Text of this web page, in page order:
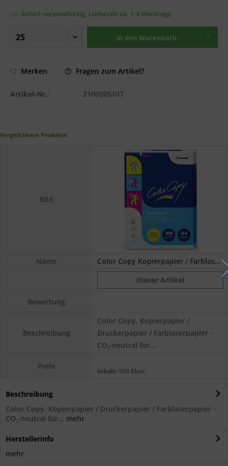
Sofort versandfertig, Lieferzeit ca. 1-3 Werktage
In den Warenkorb
Merken Fragen zum Artikel?
Artikel-Nr.: 2100005107
Vergleichbare Produkte
Bild
Name
Color Copy Kopierpapier / Farblaserpapier,...
Dieser Artikel
Bewertung
Beschreibung
Color Copy, Kopierpapier /
Druckerpapier / Farblaserpapier -
CO₂-neutral für...
Preis Inhalt: 500 Blatt
Beschreibung
Color Copy, Kopierpapier / Druckerpapier / Farblaserpapier -
CO₂-neutral für... mehr
Herstellerinfo
mehr